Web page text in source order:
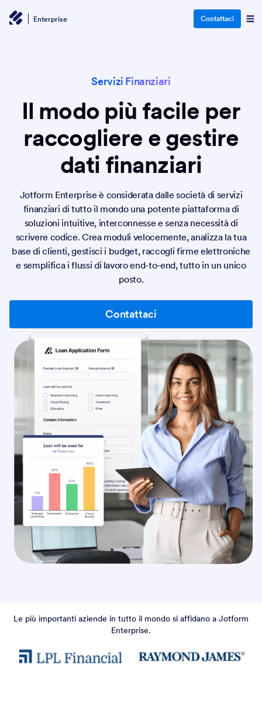
Enterprise Contattaci
Servizi Finanziari
Il modo più facile per
raccogliere e gestire
dati finanziari
Jotform Enterprise è considerata dalle società di servizi
finanziari di tutto il mondo una potente piattaforma di
soluzioni intuitive, interconnesse e senza necessità di
scrivere codice. Crea moduli velocemente, analizza la tua
base di clienti, gestisci i budget, raccogli firme elettroniche
e semplifica i flussi di lavoro end-to-end, tutto in un unico
posto.
Contattaci
Le più importanti aziende in tutto il mondo si affidano a Jotform
Enterprise.